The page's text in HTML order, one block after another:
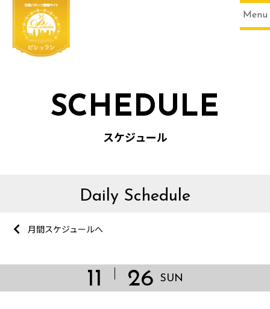
Menu
SCHEDULE
スケジュール
Daily Schedule
月間スケジュールへ
11 26 SUN